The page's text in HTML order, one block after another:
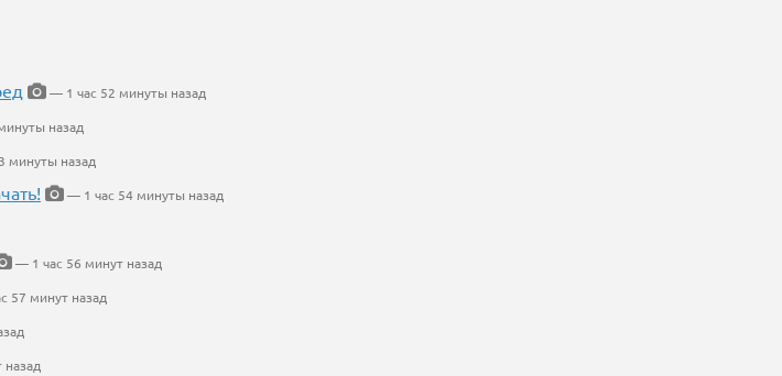
— 1 час 52 минуты назад
назад
минуты назад
— 1 час 54 минуты назад
— 1 час 56 минут назад
57 минут назад
назад